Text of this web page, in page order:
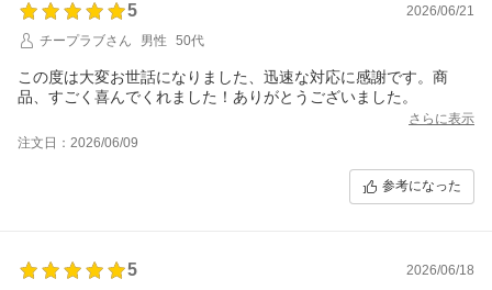
5
2026/06/21
チープラブさん
男性 50代
この度は大変お世話になりました、迅速な対応に感謝です。商
品、すごく喜んでくれました！ありがとうございました。
さらに表示
注文日：2026/06/09
参考になった
5
2026/06/18